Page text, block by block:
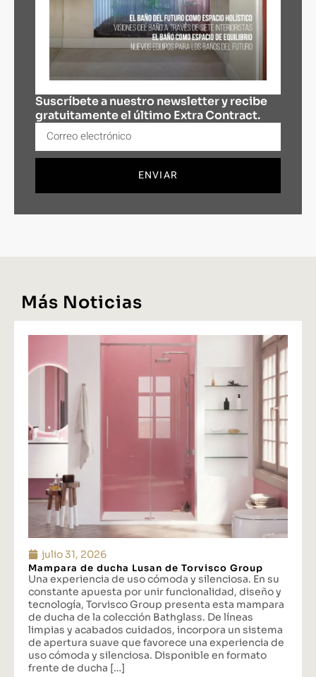
Suscríbete a nuestro newsletter y recibe
gratuitamente el último Extra Contract.
ENVIAR
Más Noticias
julio 31, 2026
Mampara de ducha Lusan de Torvisco Group
Una experiencia de uso cómoda y silenciosa. En su
constante apuesta por unir funcionalidad, diseño y
tecnología, Torvisco Group presenta esta mampara
de ducha de la colección Bathglass. De líneas
limpias y acabados cuidados, incorpora un sistema
de apertura suave que favorece una experiencia de
uso cómoda y silenciosa. Disponible en formato
frente de ducha […]